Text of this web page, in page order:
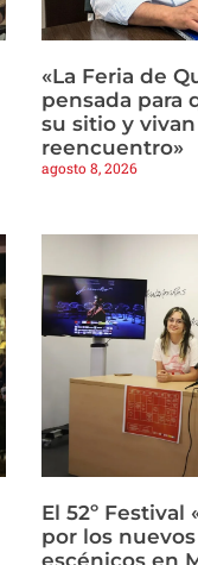
«La Feria de
pensada para
su sitio y
reencuentro»
agosto 8, 2026
El 52º Festival
por los
escénicos en